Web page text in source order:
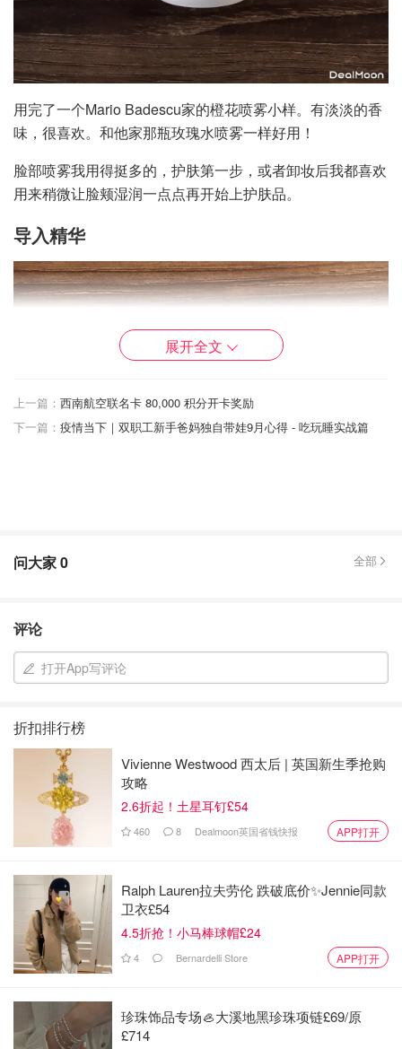
用完了一个Mario Badescu家的橙花喷雾小样。有淡淡的香
味，很喜欢。和他家那瓶玫瑰水喷雾一样好用！
脸部喷雾我用得挺多的，护肤第一步，或者卸妆后我都喜欢
用来稍微让脸颊湿润一点点再开始上护肤品。
导入精华
雪花秀家的这款润燥精华挺好用的。中草药香味，淡淡的，
闻着很舒服。基本上喷完脸部喷雾，我就直接上导入精华，
再开始后续的护肤步骤。
Toner
展开全文
上一篇： 西南航空联名卡 80,000 积分开卡奖励
下一篇： 疫情当下｜双职工新手爸妈独自带娃9月心得 - 吃玩睡实战篇
问大家0 全部
评论
打开App写评论
折扣排行榜
Vivienne Westwood 西太后 | 英国新生季抢购
攻略
2.6折起！土星耳钉£54
460 8 Dealmoon英国省钱快报 APP打开
Ralph Lauren拉夫劳伦 跌破底价✨Jennie同款
卫衣£54
4.5折抢！小马棒球帽£24
4 Bernardelli Store APP打开
珍珠饰品专场🦪大溪地黑珍珠项链£69/原
£714